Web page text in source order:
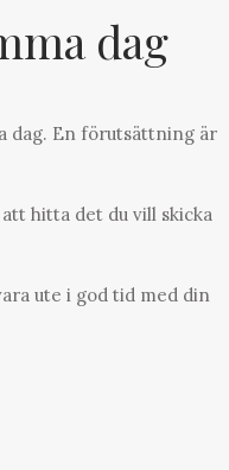
dag
dag. En förutsättning är
hitta det du vill skicka
ute i god tid med din